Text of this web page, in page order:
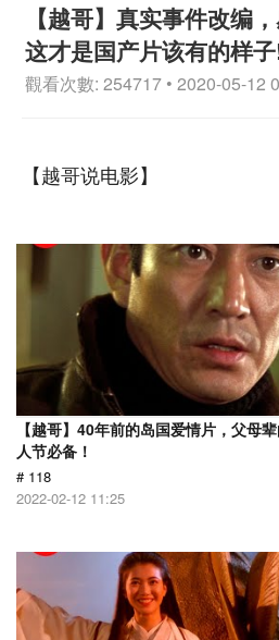
【越哥】真实事件改编
这才是国产片该有的样子
觀看次數: 254717 • 2020-05-12
【越哥说电影】
【越哥】40年前的岛国爱情片，父母
人节必备！
# 118
2022-02-12 11:25